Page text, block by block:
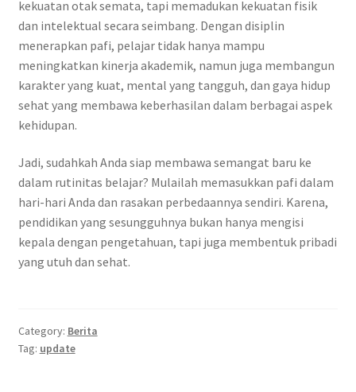
kekuatan otak semata, tapi memadukan kekuatan fisik
dan intelektual secara seimbang. Dengan disiplin
menerapkan pafi, pelajar tidak hanya mampu
meningkatkan kinerja akademik, namun juga membangun
karakter yang kuat, mental yang tangguh, dan gaya hidup
sehat yang membawa keberhasilan dalam berbagai aspek
kehidupan.
Jadi, sudahkah Anda siap membawa semangat baru ke
dalam rutinitas belajar? Mulailah memasukkan pafi dalam
hari-hari Anda dan rasakan perbedaannya sendiri. Karena,
pendidikan yang sesungguhnya bukan hanya mengisi
kepala dengan pengetahuan, tapi juga membentuk pribadi
yang utuh dan sehat.
Category: Berita
Tag: update